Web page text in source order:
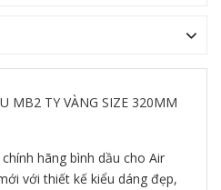
MB2 TY VÀNG SIZE 320MM
hãng bình dầu cho Air
với thiết kế kiểu dáng đẹp,